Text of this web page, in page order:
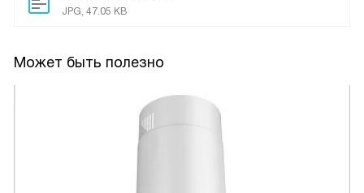
JPG, 47.05 KB
Может быть полезно